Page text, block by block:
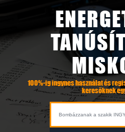
100%-ig ingynes használat és
keresőknek